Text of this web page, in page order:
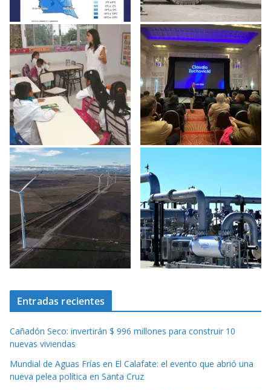
Entradas recientes
Cañadón Seco: invertirán $ 996 millones para construir 10
nuevas viviendas
Mundial de Aguas Frías en El Calafate: el evento que abrió una
nueva pelea política en Santa Cruz